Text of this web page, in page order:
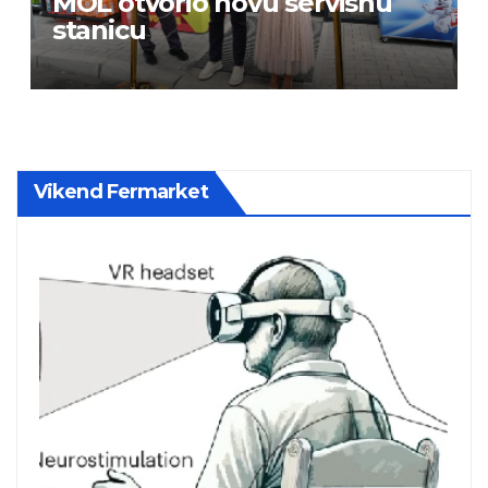
stanicu
Vikend Fermarket